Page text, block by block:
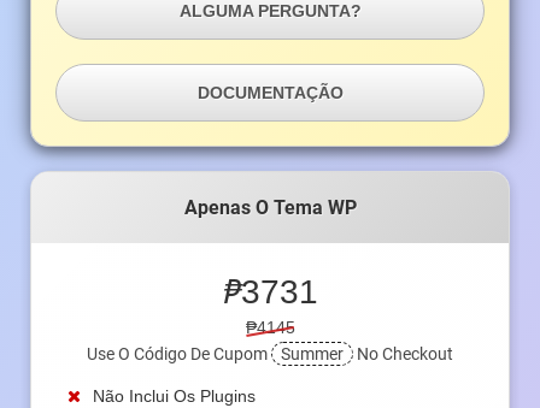
ALGUMA PERGUNTA?
DOCUMENTAÇÃO
Apenas O Tema WP
₱3731
₱4145
Use O Código De Cupom
Summer No Checkout
Não Inclui Os Plugins